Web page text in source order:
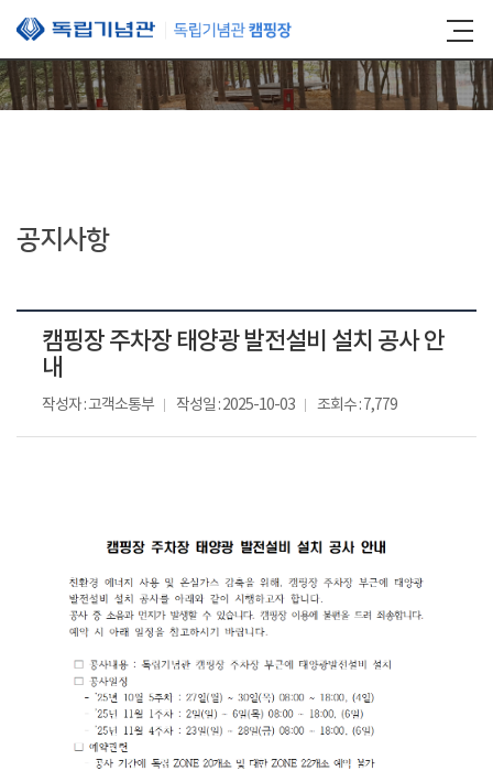
본문 바로가기
공지사항
캠핑장 주차장 태양광 발전설비 설치 공사 안
내
작성자 : 고객소통부 작성일 : 2025-10-03 조회수 : 7,779